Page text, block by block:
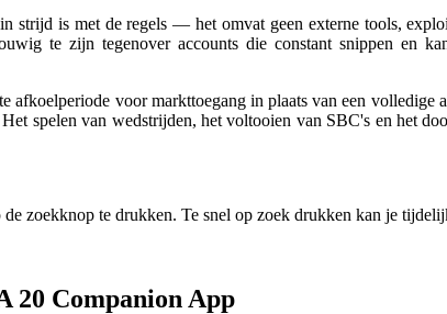
strijd is met de regels — het omvat geen externe tools,
te zijn tegenover accounts die constant snippen en
afkoelperiode voor markttoegang in plaats van een
spelen van wedstrijden, het voltooien van SBC's en het
zoekknop te drukken. Te snel op zoek drukken kan je
20 Companion App